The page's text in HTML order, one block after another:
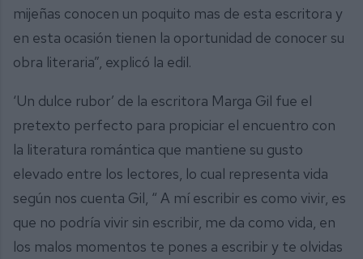
mijeñas conocen un poquito mas de esta escritora y
en esta ocasión tienen la oportunidad de conocer su
obra literaria”, explicó la edil.
‘Un dulce rubor’ de la escritora Marga Gil fue el
pretexto perfecto para propiciar el encuentro con
la literatura romántica que mantiene su gusto
elevado entre los lectores, lo cual representa vida
según nos cuenta Gil, “ A mí escribir es como vivir, es
que no podría vivir sin escribir, me da como vida, en
los malos momentos te pones a escribir y te olvidas